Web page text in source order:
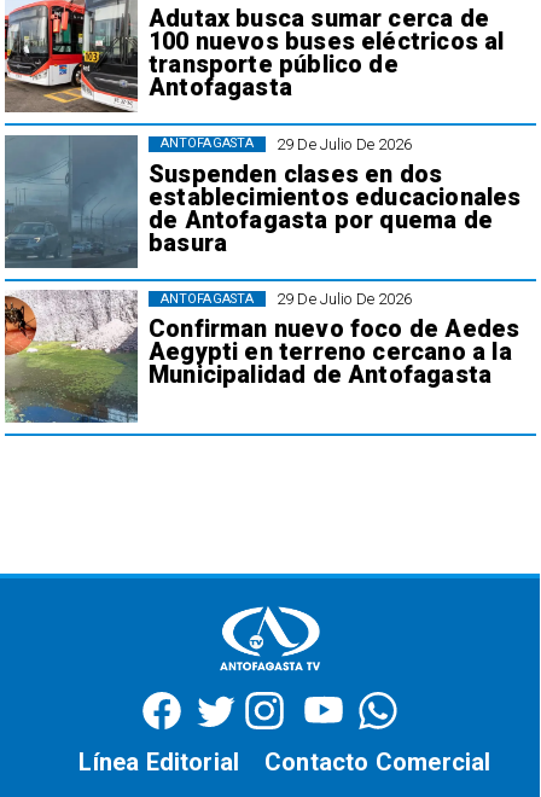
Adutax busca sumar cerca de
100 nuevos buses eléctricos al
transporte público de
Antofagasta
29 De Julio De 2026
Suspenden clases en dos
establecimientos educacionales
de Antofagasta por quema de
basura
ANTOFAGASTA
29 De Julio De 2026
Confirman nuevo foco de Aedes
Aegypti en terreno cercano a la
Municipalidad de Antofagasta
ANTOFAGASTA
Contacto Comercial
Línea Editorial